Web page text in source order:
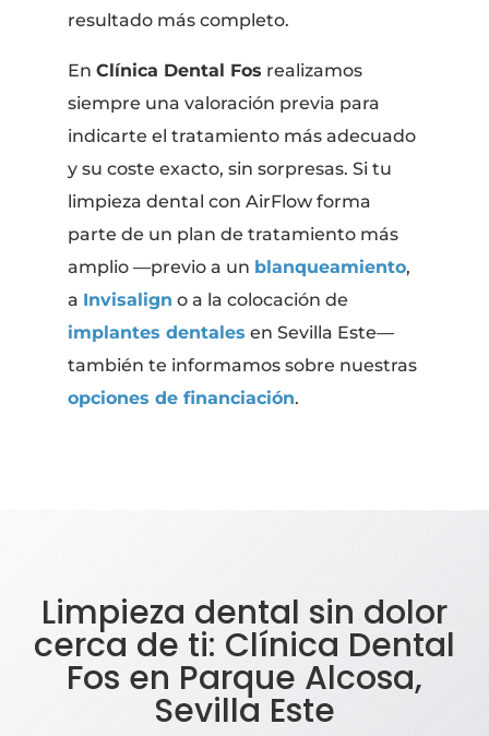
resultado más completo.
EnClínica Dental Fos realizamos
siempre una valoración previa para
indicarte el tratamiento más adecuado
y su coste exacto, sin sorpresas. Si tu
limpieza dental con AirFlow forma
parte de un plan de tratamiento más
amplio —previo a un blanqueamiento,
a Invisalign o a la colocación de
implantes dentales en Sevilla Este—
también te informamos sobre nuestras
opciones de financiación.
Limpieza dental sin dolor
cerca de ti: Clínica Dental
Fos en Parque Alcosa,
Sevilla Este